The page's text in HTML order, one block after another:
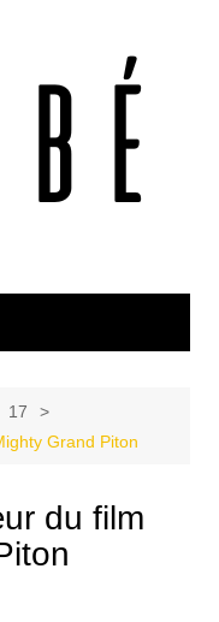
17
Grand Piton
du film